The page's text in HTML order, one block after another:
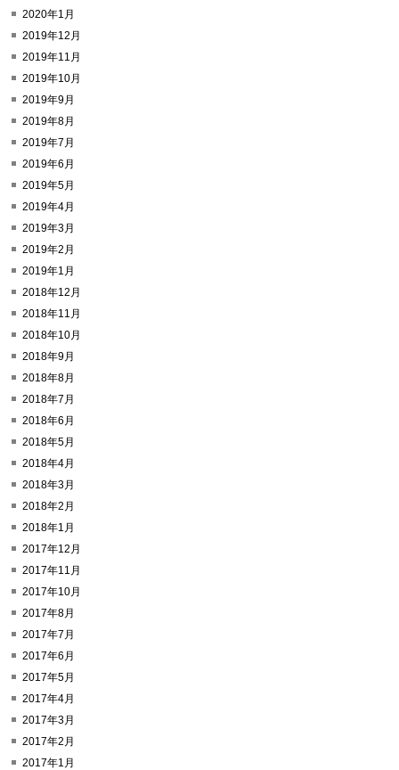
2020年1月
2019年12月
2019年11月
2019年10月
2019年9月
2019年8月
2019年7月
2019年6月
2019年5月
2019年4月
2019年3月
2019年2月
2019年1月
2018年12月
2018年11月
2018年10月
2018年9月
2018年8月
2018年7月
2018年6月
2018年5月
2018年4月
2018年3月
2018年2月
2018年1月
2017年12月
2017年11月
2017年10月
2017年8月
2017年7月
2017年6月
2017年5月
2017年4月
2017年3月
2017年2月
2017年1月